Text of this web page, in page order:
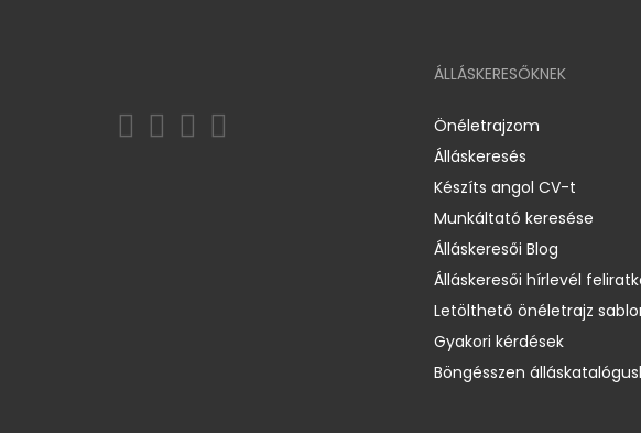
ÁLLÁSKERESŐKNEK
Önéletrajzom
Álláskeresés
Készíts angol CV-t
Munkáltató keresése
Álláskeresői Blog
Álláskeresői hírlevél
Letölthető önéletrajz
Gyakori kérdések
Böngésszen